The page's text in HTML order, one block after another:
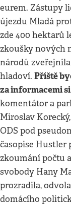
eurem. Zástupy
újezdu Mladá
zde 400 hektarů
zkoušky nových
národů
hladoví. Příště
za informacemi
komentátor a
Miroslav
ODS pod
časopise Hustler
zkoumání počtu
svobody Hany
prozradila,
domácího